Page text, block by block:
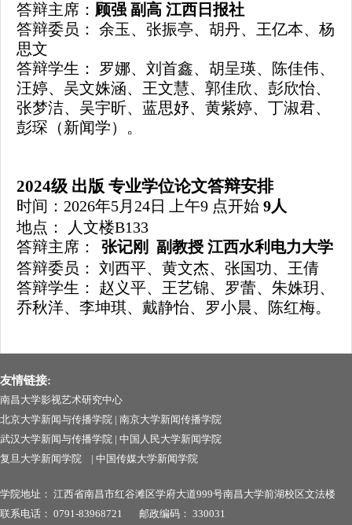
答辩主席： 顾强 副高 江西日报社
答辩委员： 余玉、 张振亭、 胡丹、 王亿本、 杨
思文
答辩学生：
罗娜、刘首鑫、胡呈瑛、陈佳伟、
汪婷、吴文姝涵、王文慧、郭佳欣、彭欣怡、
张梦洁、吴宇昕、蓝思妤、 黄紫婷、丁淑君、
彭琛（新闻学） 。
2024级 出版 专业学位论文答辩安排
时间 ： 2026年5月 24日 上午9 点开始 9人
地点：
人文楼B133
答辩主席：
张记刚 副教授 江西水利电力大学
答辩委员： 刘西平、黄文杰、张国功、王倩
答辩学生：
赵义平、王艺锦、罗蕾、朱姝玥、
乔秋洋、李坤琪、戴静怡、罗小晨、陈红梅。
友情链接:
南昌大学影视艺术研究中心
北京大学新闻与传播学院 | 南京大学新闻传播学院
武汉大学新闻与传播学院 | 中国人民大学新闻学院
复旦大学新闻学院
| 中国传媒大学新闻学院
学院地址： 江西省南昌市红谷滩区学府大道999号南昌大学前湖校区文法楼
联系电话： 0791-83968721 邮政编码： 330031